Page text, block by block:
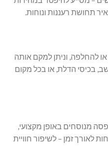
תחושת רעננות ונוחות.
להחלפה, וניתן למקם אותה
בכיסי הדלת, או בכל מקום
מנוסחים באופן מקצועי,
לאורך זמן – לשיפור חוויית